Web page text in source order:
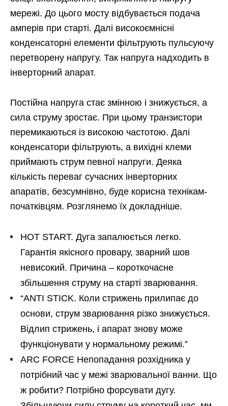
мережі. До цього мосту відбувається подача
амперів при старті. Далі високоємнісні
конденсаторні елементи фільтрують пульсуючу
перетворену напругу. Так напруга надходить в
інверторний апарат.
Постійна напруга стає змінною і знижується, а
сила струму зростає. При цьому транзистори
перемикаються із високою частотою. Далі
конденсатори фільтрують, а вихідні клеми
приймають струм певної напруги. Деяка
кількість переваг сучасних інверторних
апаратів, безсумнівно, буде корисна технікам-
початківцям. Розглянемо їх докладніше.
HOT STARТ. Дуга запалюється легко.
Гарантія якісного провару, зварний шов
невисокий. Причина – короткочасне
збільшення струму на старті зварювання.
“ANTI STICK. Коли стрижень прилипає до
основи, струм зварювання різко знижується.
Відлип стрижень, і апарат знову може
функціонувати у нормальному режимі.”
ARC FORCE Непопадання розхідника у
потрібний час у межі зварювальної ванни. Що
ж робити? Потрібно форсувати дугу.